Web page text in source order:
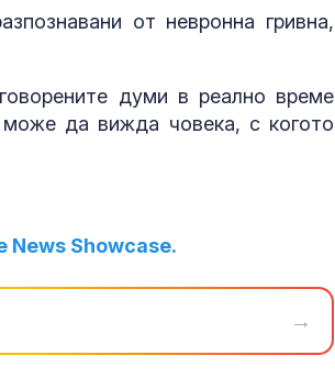
от невронна гривна,
думи в реално време
може да вижда човека, с когото
News Showcase.
→